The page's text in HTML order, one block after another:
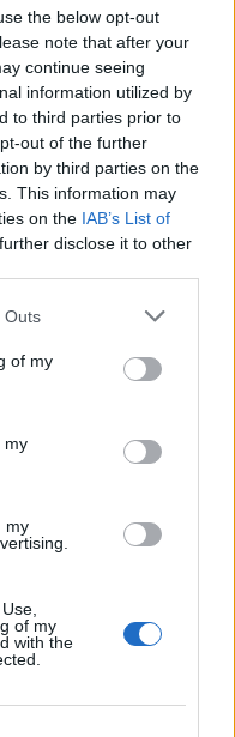
the below opt-out
note that after your
continue seeing
information utilized by
to third parties prior to
out of the further
by third parties on the
This information may
on the IAB’s List of
disclose it to other
Outs
of my
my
my
of my
with the
φλεγμονή, στην
ποντίκια που
ή
που σχετίζονται
αποτελέσματα
αιτία του κνησμού
η έρευνα θα
ασθενών με
στις
συνήθως
αλλά και
που προκαλεί
σε βρέφη και